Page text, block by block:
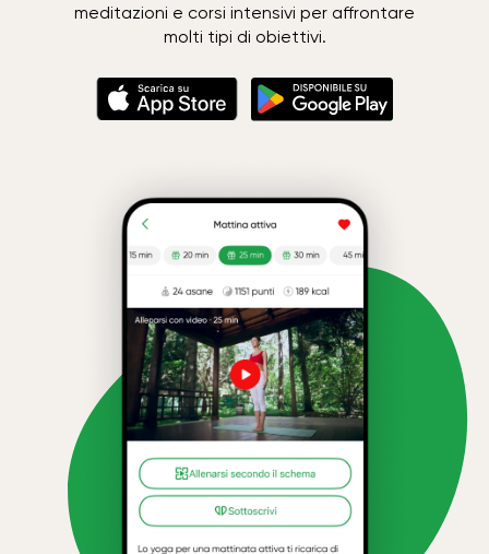
meditazioni e corsi intensivi per affrontare
molti tipi di obiettivi.